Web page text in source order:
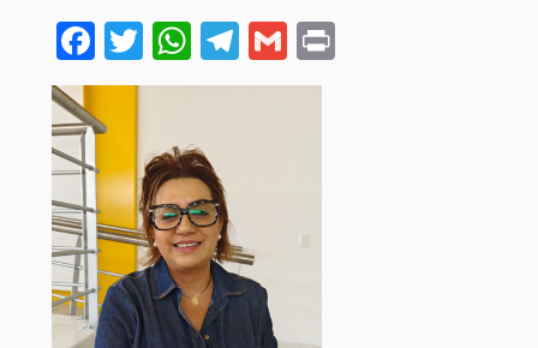
Facebook
Twitter
WhatsApp
Telegram
GmailPrint